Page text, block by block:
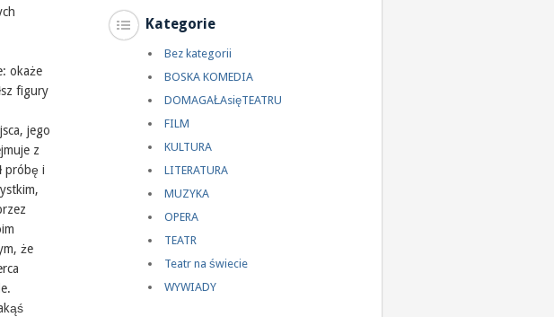
okaże
figury
jego
z
próbę i
że
Kategorie
Bez kategorii
BOSKA KOMEDIA
DOMAGAŁAsięTEATRU
FILM
KULTURA
LITERATURA
MUZYKA
OPERA
TEATR
Teatr na świecie
WYWIADY